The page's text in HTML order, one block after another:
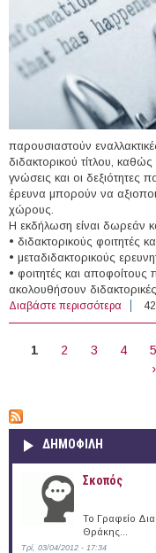
παρουσιαστούν
διδακτορικού τίτλου,
γνώσεις και οι δεξιότητες
έρευνα μπορούν να
χώρους.
Η εκδήλωση είναι δωρεάν
• διδακτορικούς φοιτητές
• μεταδιδακτορικούς
• φοιτητές και
ακολουθήσουν
Διαβάστε περισσότερα για
1 2 3 4 5
›
ΔΗΜΟΦΙΛΗ
Σκοπός
Το Γραφείο
Θράκης...
Τρί, 03/04/2012 - 17:34